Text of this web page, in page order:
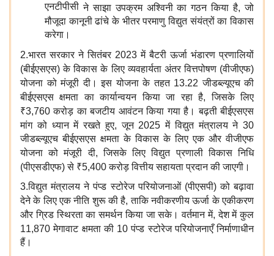
एनटीपीसी ने साझा उपक्रम अश्विनी का गठन किया है, जो
मौजूदा कानूनी ढांचे के भीतर परमाणु विद्युत संयंत्रों का विकास
करेगा।
2.भारत सरकार ने सितंबर 2023 में बैटरी ऊर्जा भंडारण प्रणालियों
(बीईएसएस) के विकास के लिए व्यवहार्यता अंतर वित्तपोषण (वीजीएफ)
योजना को मंजूरी दी। इस योजना के तहत 13.22 जीडब्‍ल्‍यूएच की
बीईएसएस क्षमता का कार्यान्वयन किया जा रहा है, जिसके लिए
₹3,760 करोड़ का बजटीय आवंटन किया गया है। बढ़ती बीईएसएस
मांग को ध्यान में रखते हुए, जून 2025 में विद्युत मंत्रालय ने 30
जीडब्‍ल्‍यूएच बीईएसएस क्षमता के विकास के लिए एक और वीजीएफ
योजना को मंजूरी दी, जिसके लिए विद्युत प्रणाली विकास निधि
(पीएसडीएफ) से ₹5,400 करोड़ वित्तीय सहायता प्रदान की जाएगी।
3.विद्युत मंत्रालय ने पंप्ड स्टोरेज परियोजनाओं (पीएसपी) को बढ़ावा
देने के लिए एक नीति शुरू की है, ताकि नवीकरणीय ऊर्जा के एकीकरण
और ग्रिड स्थिरता का समर्थन किया जा सके। वर्तमान में, देश में कुल
11,870 मेगावाट क्षमता की 10 पंप्ड स्टोरेज परियोजनाएँ निर्माणाधीन
हैं।